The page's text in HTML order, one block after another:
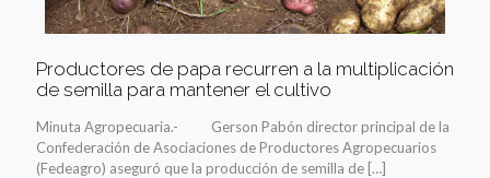
Productores de papa recurren a la multiplicación
de semilla para mantener el cultivo
Minuta Agropecuaria.- Gerson Pabón director principal de la
Confederación de Asociaciones de Productores Agropecuarios
(Fedeagro) aseguró que la producción de semilla de […]